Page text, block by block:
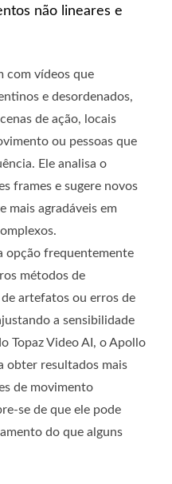
não lineares e
com vídeos que
e desordenados,
de ação, locais
ou pessoas que
Ele analisa o
frames e sugere novos
mais agradáveis ​​em
opção frequentemente
métodos de
artefatos ou erros de
a sensibilidade
Topaz Video AI, o Apollo
obter resultados mais
de movimento
se de que ele pode
do que alguns